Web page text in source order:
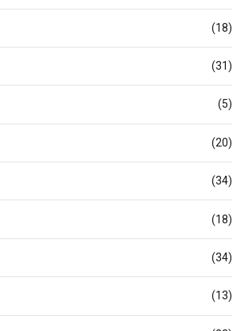
(18)
(31)
(5)
(20)
(34)
(18)
(34)
(13)